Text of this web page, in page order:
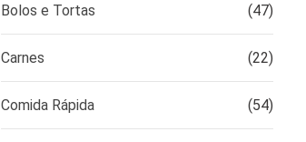
Bolos e Tortas (47)
Carnes (22)
Comida Rápida (54)